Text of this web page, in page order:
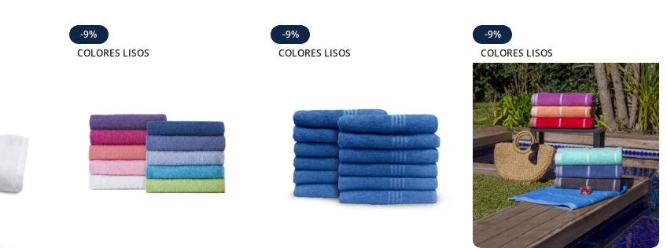
-9%
COLORES LISOS
-9%
COLORES LISOS
-9%
COLORES LISOS